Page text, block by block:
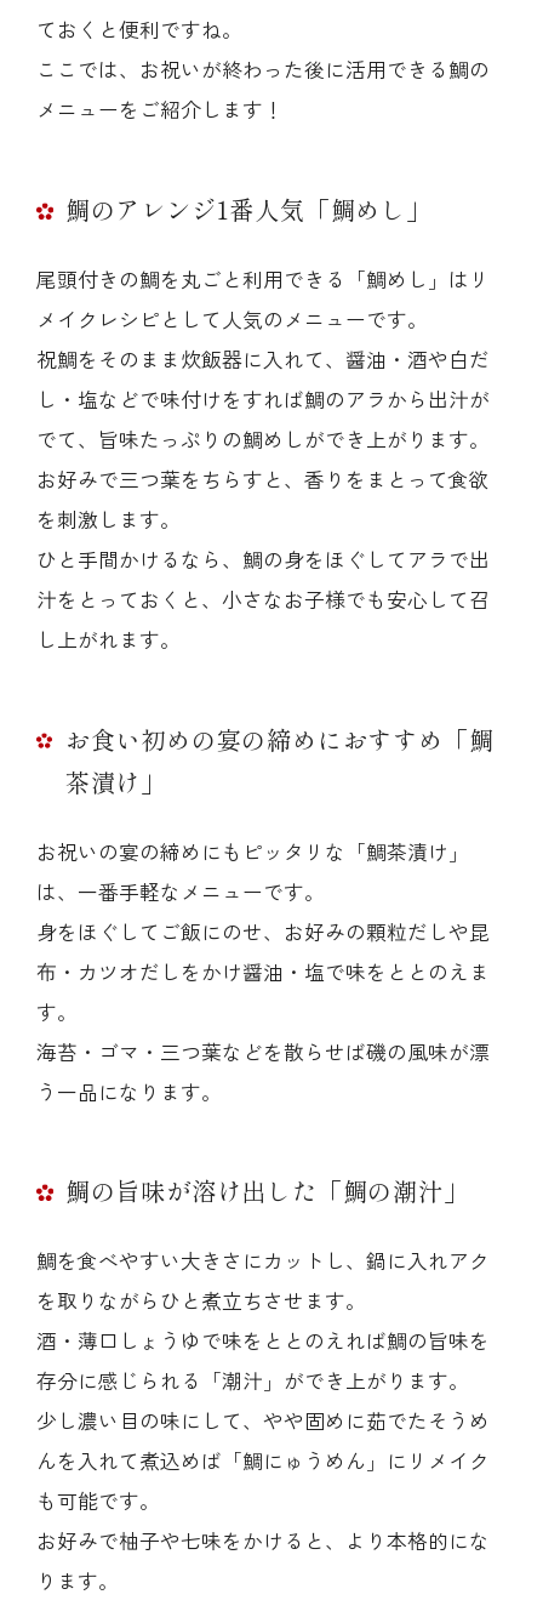
ておくと便利ですね。
ここでは、お祝いが終わった後に活用できる鯛の
メニューをご紹介します！
鯛のアレンジ1番人気「鯛めし」
尾頭付きの鯛を丸ごと利用できる「鯛めし」はリ
メイクレシピとして人気のメニューです。
祝鯛をそのまま炊飯器に入れて、醤油・酒や白だ
し・塩などで味付けをすれば鯛のアラから出汁が
でて、旨味たっぷりの鯛めしができ上がります。
お好みで三つ葉をちらすと、香りをまとって食欲
を刺激します。
ひと手間かけるなら、鯛の身をほぐしてアラで出
汁をとっておくと、小さなお子様でも安心して召
し上がれます。
お食い初めの宴の締めにおすすめ「鯛
茶漬け」
お祝いの宴の締めにもピッタリな「鯛茶漬け」
は、一番手軽なメニューです。
身をほぐしてご飯にのせ、お好みの顆粒だしや昆
布・カツオだしをかけ醤油・塩で味をととのえま
す。
海苔・ゴマ・三つ葉などを散らせば磯の風味が漂
う一品になります。
鯛の旨味が溶け出した「鯛の潮汁」
鯛を食べやすい大きさにカットし、鍋に入れアク
を取りながらひと煮立ちさせます。
酒・薄口しょうゆで味をととのえれば鯛の旨味を
存分に感じられる「潮汁」ができ上がります。
少し濃い目の味にして、やや固めに茹でたそうめ
んを入れて煮込めば「鯛にゅうめん」にリメイク
も可能です。
お好みで柚子や七味をかけると、より本格的にな
ります。